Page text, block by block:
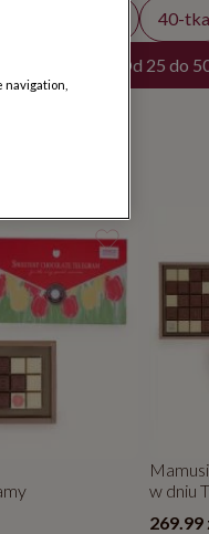
40-tka
Od 25 do
w dniu
269.99
navigation,